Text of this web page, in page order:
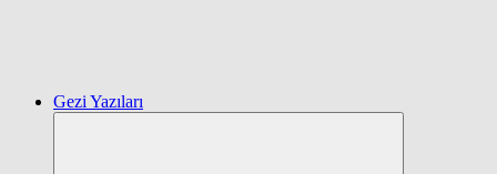
Gezi Yazıları